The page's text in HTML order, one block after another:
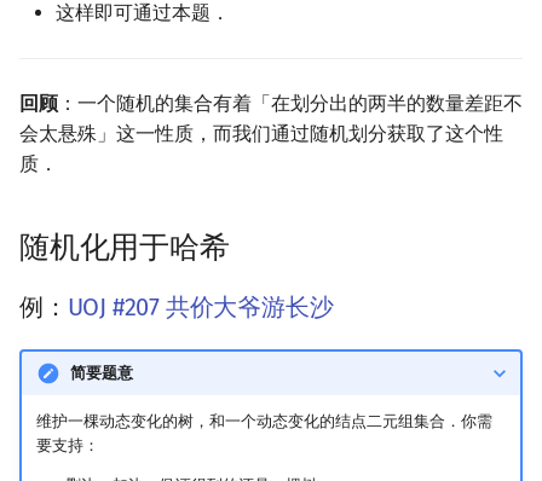
这样即可通过本题．
回顾 ：一个随机的集合有着「在划分出的两半的数量差距不
会太悬殊」这一性质，而我们通过随机划分获取了这个性
质．
随机化用于哈希
例： UOJ #207 共价大爷游长沙
简要题意
维护一棵动态变化的树，和一个动态变化的结点二元组集合．你需
要支持：